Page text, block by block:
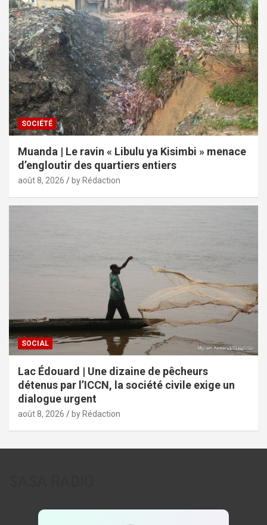
SOCIÉTÉ
Muanda | Le ravin « Libulu ya Kisimbi » menace
d’engloutir des quartiers entiers
août 8, 2026 by Rédaction
SOCIAL
Lac Édouard | Une dizaine de pêcheurs
détenus par l’ICCN, la société civile exige un
dialogue urgent
août 8, 2026 by Rédaction